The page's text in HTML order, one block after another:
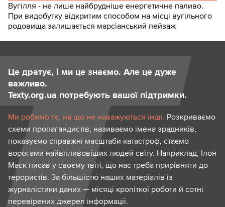
Вугілля - не лише найбрудніше енергетичне паливо.
При видобутку відкритим способом на місці вугільного
родовища залишається марсіанський пейзаж
Це дратує, і ми це знаємо. Але це дуже
важливо.
Texty.org.ua потребують вашої підтримки.
Ми робимо те, на що не наважуються інші. Розкриваємо
схеми пропагандистів, називаємо імена зрадників,
показуємо справжні масштаби катастроф, стаємо
ворогами найвпливовіших людей світу. Наприклад, Ілон
Маск писав у своєму твіті, що нас треба прирівняти до
терористів. За більшістю наших матеріалів із
журналістики даних — місяці кропіткої роботи й сотні
перевірених джерел інформації.